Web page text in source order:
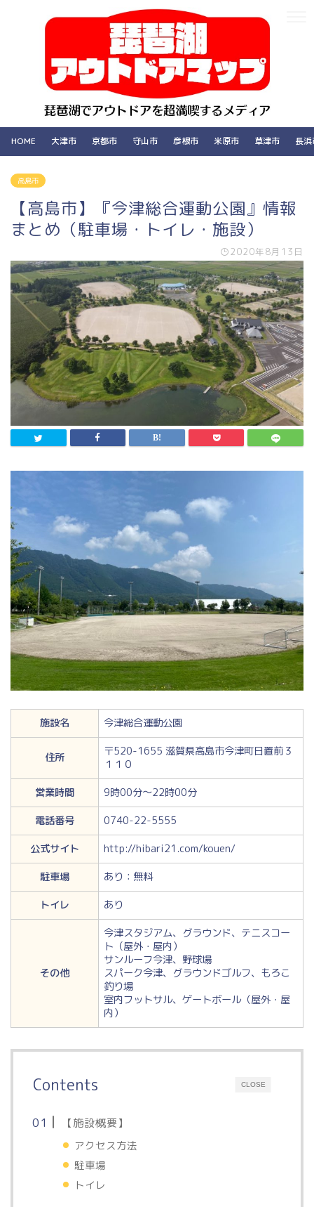
HOME 大津市 京都市 守山市 彦根市 米原市 草津市 長
高島市
【高島市】『今津総合運動公園』情報
まとめ（駐車場・トイレ・施設）
2020年8月13日
施設名 今津総合運動公園
住所
〒520-1655 滋賀県高島市今津町日置前３
１１０
営業時間
9時00分～22時00分
電話番号
0740-22-5555
公式サイト
http://hibari21.com/kouen/
駐車場
あり：無料
トイレ
あり
その他
今津スタジアム、グラウンド、テニスコー
ト（屋外・屋内）
サンルーフ今津、野球場
スパーク今津、グラウンドゴルフ、もろこ
釣り場
室内フットサル、ゲートボール（屋外・屋
内）
CLOSE
Contents
【施設概要】
アクセス方法
駐車場
トイレ